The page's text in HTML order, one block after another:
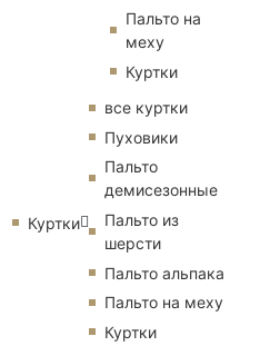
Пальто на
меху
Куртки
Куртки
все куртки
Пуховики
Пальто
демисезонные
Пальто из
шерсти
Пальто альпака
Пальто на меху
Куртки